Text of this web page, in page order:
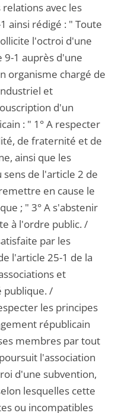
avec les
ainsi rédigé : " Toute
l'octroi d'une
9-1 auprès d'une
organisme chargé de
et
d'un
: " 1° A respecter
de fraternité et de
ainsi que les
sens de l'article 2 de
en cause le
; " 3° A s'abstenir
à l'ordre public. /
par les
l'article 25-1 de la
et
publique. /
les principes
républicain
membres par tout
l'association
d'une subvention,
lesquelles cette
ou incompatibles